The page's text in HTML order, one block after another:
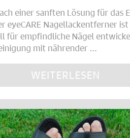
einer sanften Lösung für das
eyeCARE Nagellackentferner
für empfindliche Nägel
mit nährender ...
WEITERLESEN